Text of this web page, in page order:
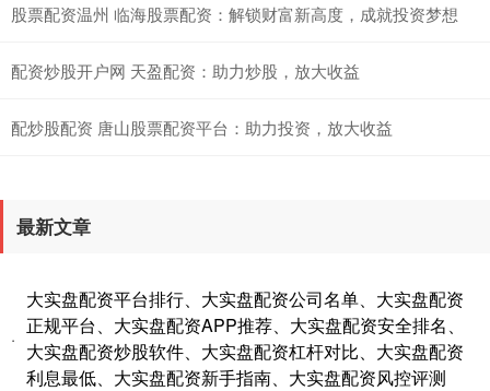
股票配资温州 临海股票配资：解锁财富新高度，成就投资梦想
配资炒股开户网 天盈配资：助力炒股，放大收益
配炒股配资 唐山股票配资平台：助力投资，放大收益
最新文章
·
大实盘配资平台排行、大实盘配资公司名单、大实盘配资
正规平台、大实盘配资APP推荐、大实盘配资安全排名、
大实盘配资炒股软件、大实盘配资杠杆对比、大实盘配资
利息最低、大实盘配资新手指南、大实盘配资风控评测